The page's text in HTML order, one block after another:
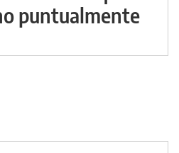
puntualmente